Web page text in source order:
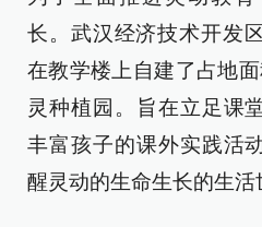
长。武汉经济技术开发
在教学楼上自建了占地
灵种植园。旨在立足课
丰富孩子的课外实践活
醒灵动的生命生长的生活